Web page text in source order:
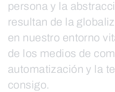
persona y la
resultan de la
en nuestro entorno
de los medios de
automatización y la
consigo.